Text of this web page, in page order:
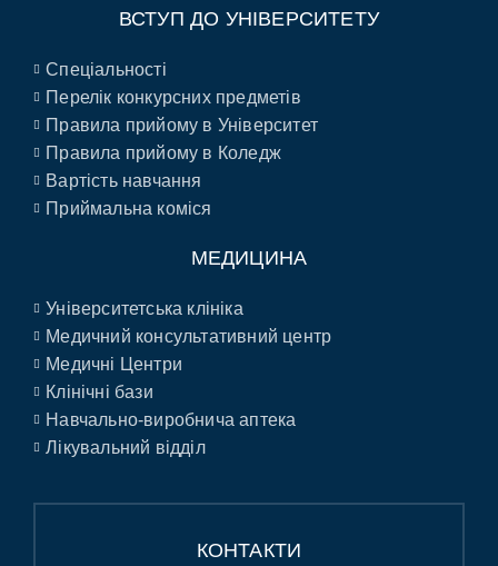
ВСТУП ДО УНІВЕРСИТЕТУ
Спеціальності
Перелік конкурсних предметів
Правила прийому в Університет
Правила прийому в Коледж
Вартість навчання
Приймальна коміся
МЕДИЦИНА
Університетська клініка
Медичний консультативний центр
Медичні Центри
Клінічні бази
Навчально-виробнича аптека
Лікувальний відділ
КОНТАКТИ